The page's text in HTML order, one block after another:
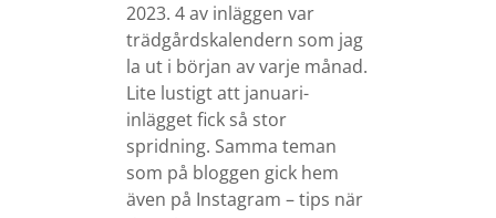
2023. 4 av inläggen var
trädgårdskalendern som jag
la ut i början av varje månad.
Lite lustigt att januari-
inlägget fick så stor
spridning. Samma teman
som på bloggen gick hem
även på Instagram – tips när